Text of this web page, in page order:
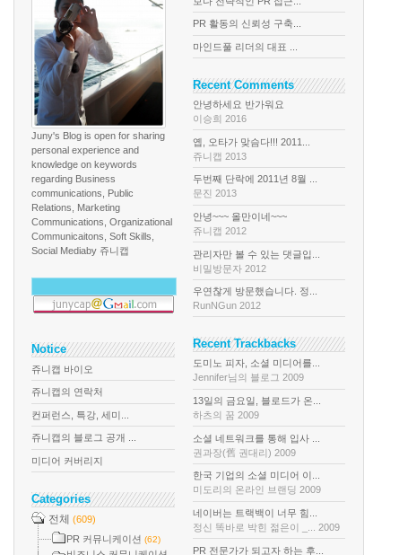
Juny's Blog is open for sharing
personal experience and
knowledge on keywords
regarding Business
communications, Public
Relations, Marketing
Communications, Organizational
Communicaitons, Soft Skills,
Social Mediaby 쥬니캡
Notice
쥬니캡 바이오
쥬니캡의 연락처
컨퍼런스, 특강, 세미...
쥬니캡의 블로그 공개 ...
미디어 커버리지
Categories
전체 (609)
PR 커뮤니케이션 (62)
PR 활동의 신뢰성 구축...
마인드풀 리더의 대표 ...
Recent Comments
안녕하세요 반가워요
이승희 2016
옙, 오타가 맞슴다!!! 2011...
쥬니캡 2013
두번째 단락에 2011년 8월 ...
문진 2013
안녕~~~ 올만이네~~~
쥬니캡 2012
관리자만 볼 수 있는 댓글입...
비밀방문자 2012
우연찮게 방문했습니다. 정...
RunNGun 2012
Recent Trackbacks
도미노 피자, 소셜 미디어를...
Jennifer님의 블로그 2009
13일의 금요일, 블로드가 온...
하츠의 꿈 2009
소셜 네트워크를 통해 입사 ...
권과장(舊 권대리) 2009
한국 기업의 소셜 미디어 이...
미도리의 온라인 브랜딩 2009
네이버는 트랙백이 너무 힘...
정신 똑바로 박힌 젊은이 _... 2009
PR 전문가가 되고자 하는 후...